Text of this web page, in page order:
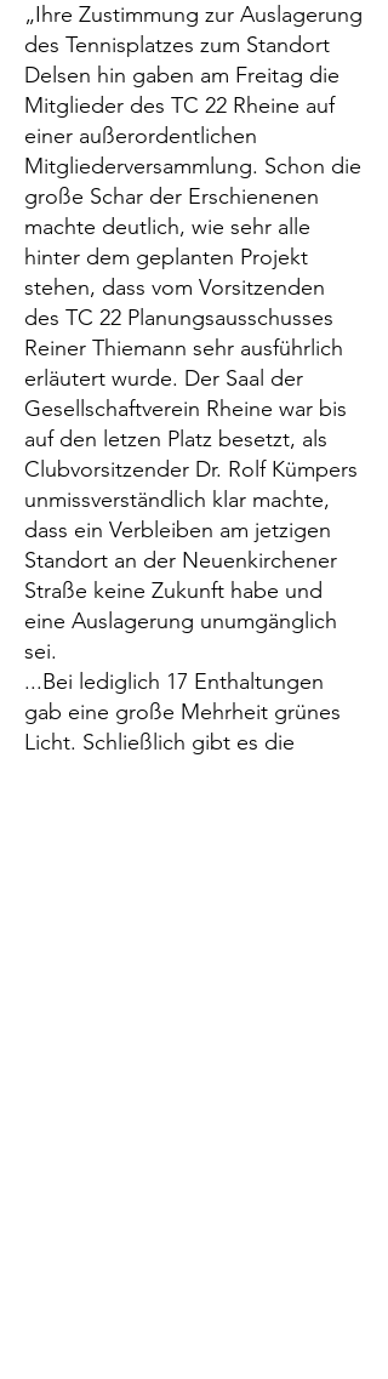
„Ihre Zustimmung zur Auslagerung
des Tennisplatzes zum Standort
Delsen hin gaben am Freitag die
Mitglieder des TC 22 Rheine auf
einer außerordentlichen
Mitgliederversammlung. Schon die
große Schar der Erschienenen
machte deutlich, wie sehr alle
hinter dem geplanten Projekt
stehen, dass vom Vorsitzenden
des TC 22 Planungsausschusses
Reiner Thiemann sehr ausführlich
erläutert wurde. Der Saal der
Gesellschaftverein Rheine war bis
auf den letzen Platz besetzt, als
Clubvorsitzender Dr. Rolf Kümpers
unmissverständlich klar machte,
dass ein Verbleiben am jetzigen
Standort an der Neuenkirchener
Straße keine Zukunft habe und
eine Auslagerung unumgänglich
sei.
...Bei lediglich 17 Enthaltungen
gab eine große Mehrheit grünes
Licht. Schließlich gibt es die